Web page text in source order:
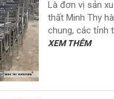
Là đơn vị sản
thất Minh Thy
chung, các tỉnh
XEM THÊM